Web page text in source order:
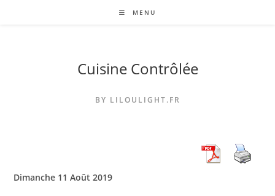
MENU
Cuisine Contrôlée
BY LILOULIGHT.FR
Dimanche 11 Août 2019